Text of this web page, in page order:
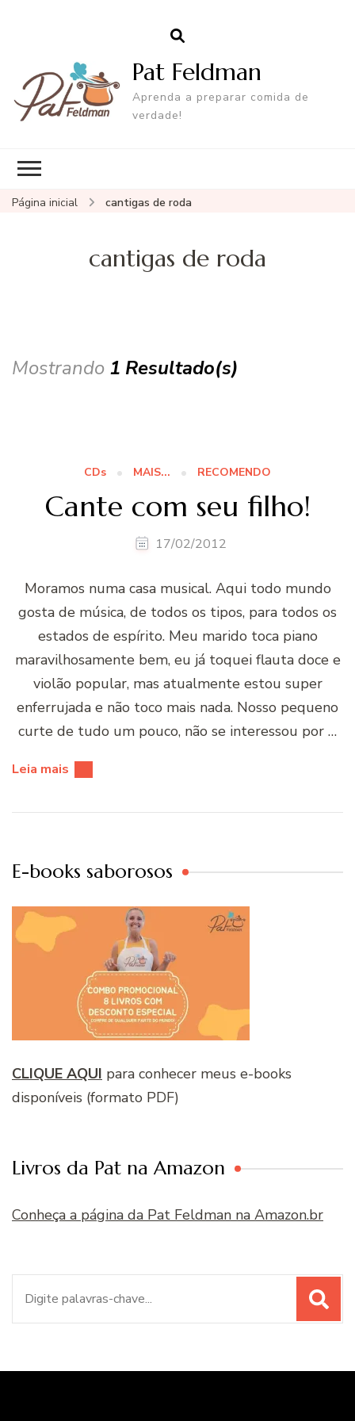
Pat Feldman
Aprenda a preparar comida de
verdade!
Página inicial cantigas de roda
cantigas de roda
Mostrando 1 Resultado(s)
CDs MAIS... RECOMENDO
Cante com seu filho!
17/02/2012
Moramos numa casa musical. Aqui todo mundo
gosta de música, de todos os tipos, para todos os
estados de espírito. Meu marido toca piano
maravilhosamente bem, eu já toquei flauta doce e
violão popular, mas atualmente estou super
enferrujada e não toco mais nada. Nosso pequeno
curte de tudo um pouco, não se interessou por …
Leia mais
E-books saborosos
CLIQUE AQUI para conhecer meus e-books
disponíveis (formato PDF)
Livros da Pat na Amazon
Conheça a página da Pat Feldman na Amazon.br